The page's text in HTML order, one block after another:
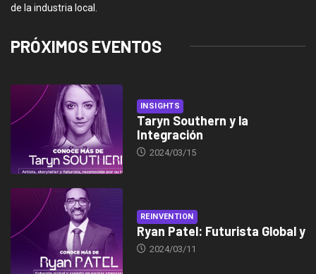
de la industria local.
PRÓXIMOS EVENTOS
INSIGHTS
Taryn Southern y la
Integración
2024/03/15
REINVENTION
Ryan Patel: Futurista Global y
2024/03/11